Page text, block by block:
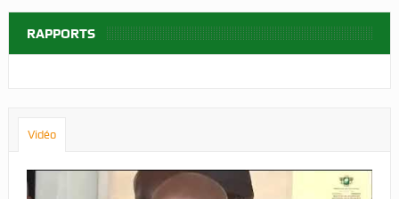
RAPPORTS
Vidéo